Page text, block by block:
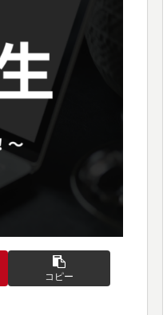
コピー